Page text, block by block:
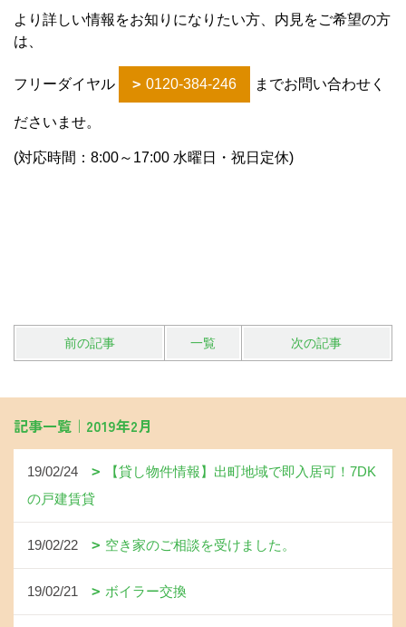
より詳しい情報をお知りになりたい方、内見をご希望の方
は、
フリーダイヤル 0120-384-246 までお問い合わせく
ださいませ。
(対応時間：8:00～17:00 水曜日・祝日定休)
前の記事 一覧 次の記事
記事一覧｜2019年2月
19/02/24
【貸し物件情報】出町地域で即入居可！7DK
の戸建賃貸
19/02/22 空き家のご相談を受けました。
19/02/21 ボイラー交換